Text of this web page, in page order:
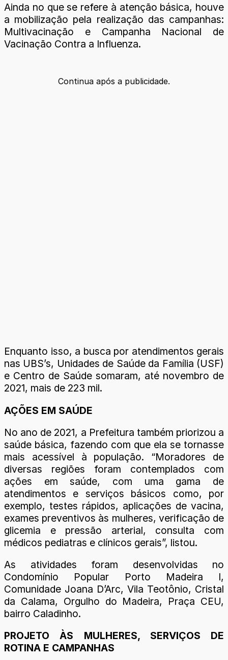
Ainda no que se refere à atenção básica, houve
a mobilização pela realização das campanhas:
Multivacinação e Campanha Nacional de
Vacinação Contra a Influenza.
Continua após a publicidade.
Enquanto isso, a busca por atendimentos gerais
nas UBS’s, Unidades de Saúde da Família (USF)
e Centro de Saúde somaram, até novembro de
2021, mais de 223 mil.
AÇÕES EM SAÚDE
No ano de 2021, a Prefeitura também priorizou a
saúde básica, fazendo com que ela se tornasse
mais acessível à população. “Moradores de
diversas regiões foram contemplados com
ações em saúde, com uma gama de
atendimentos e serviços básicos como, por
exemplo, testes rápidos, aplicações de vacina,
exames preventivos às mulheres, verificação de
glicemia e pressão arterial, consulta com
médicos pediatras e clínicos gerais”, listou.
As atividades foram desenvolvidas no
Condomínio Popular Porto Madeira I,
Comunidade Joana D’Arc, Vila Teotônio, Cristal
da Calama, Orgulho do Madeira, Praça CEU,
bairro Caladinho.
PROJETO ÀS MULHERES, SERVIÇOS DE
ROTINA E CAMPANHAS